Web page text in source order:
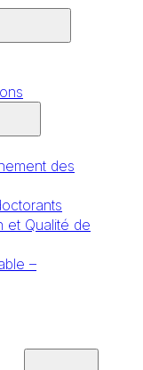
des
et Qualité de
–